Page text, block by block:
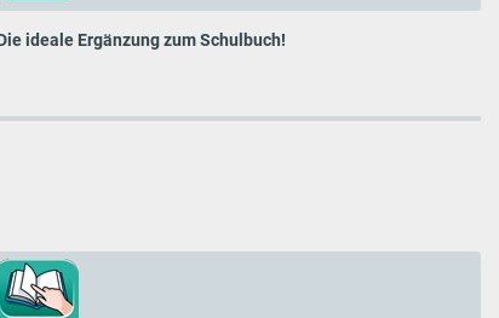
ideale Ergänzung zum Schulbuch!